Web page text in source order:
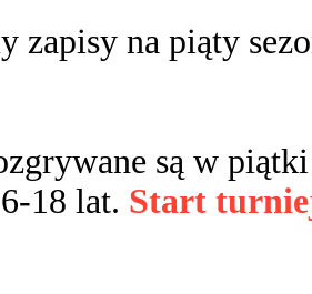
zapisy na piąty
są w
18 lat. Start